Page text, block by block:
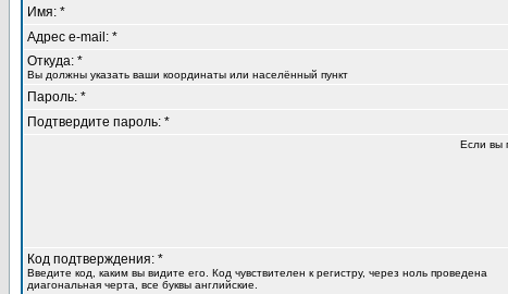
Имя: *
Адрес e-mail: *
Откуда: *
Вы должны указать ваши координаты или населённый пункт
Пароль: *
Подтвердите пароль: *
Если вы
Код подтверждения: *
Введите код, каким вы видите его. Код чувствителен к регистру, через ноль проведена
диагональная черта, все буквы английские.